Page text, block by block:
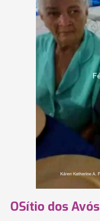
OSítio dos Avós